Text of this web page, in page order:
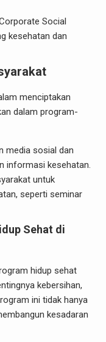
Social
kesehatan dan
menciptakan
dalam program-
media sosial dan
informasi kesehatan.
untuk
seperti seminar
Sehat di
hidup sehat
kebersihan,
ini tidak hanya
kesadaran